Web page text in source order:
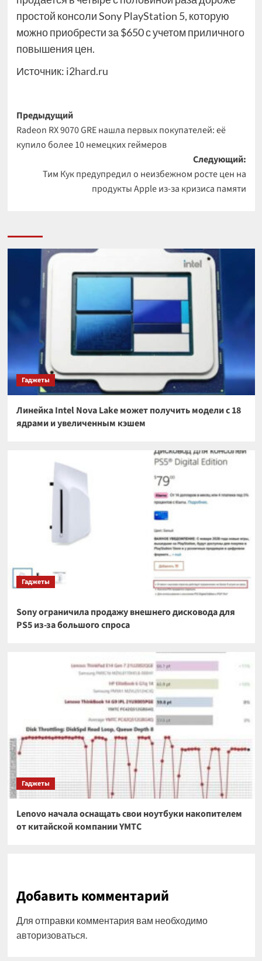
простой консоли Sony PlayStation 5, которую
можно приобрести за $650 с учетом приличного
повышения цен.
Источник: i2hard.ru
Навигация
записи
Предыдущий
Radeon RX 9070 GRE нашла первых покупателей: её
купило более 10 немецких геймеров
Следующий:
Тим Кук предупредил о неизбежном росте цен на
продукты Apple из-за кризиса памяти
Гаджеты
Линейка Intel Nova Lake может получить модели с 18
ядрами и увеличенным кэшем
Гаджеты
Sony ограничила продажу внешнего дисковода для
PS5 из-за большого спроса
Гаджеты
Lenovo начала оснащать свои ноутбуки накопителем
от китайской компании YMTC
Добавить комментарий
Для отправки комментария вам необходимо
авторизоваться